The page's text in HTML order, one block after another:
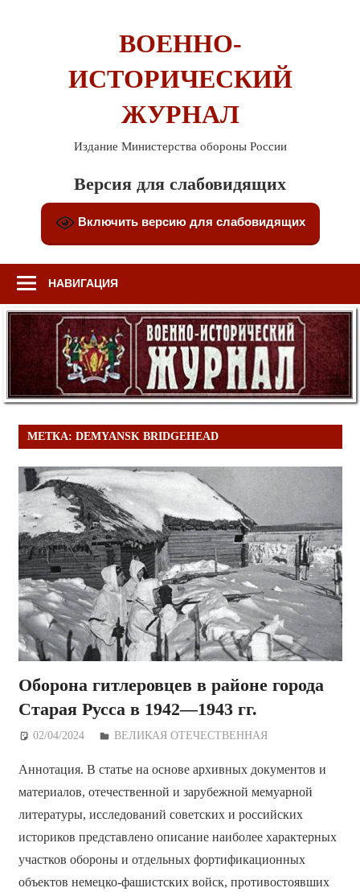
ВОЕННО-
ИСТОРИЧЕСКИЙ
ЖУРНАЛ
Издание Министерства обороны России
Версия для слабовидящих
Включить версию для слабовидящих
НАВИГАЦИЯ
МЕТКА: DEMYANSK BRIDGEHEAD
Оборона гитлеровцев в районе города
Старая Русса в 1942—1943 гг.
02/04/2024 Дежурный по Редакции
ВЕЛИКАЯ ОТЕЧЕСТВЕННАЯ
Аннотация. В статье на основе архивных документов и
материалов, отечественной и зарубежной мемуарной
литературы, исследований советских и российских
историков представлено описание наиболее характерных
участков обороны и отдельных фортификационных
объектов немецко-фашистских войск, противостоявших